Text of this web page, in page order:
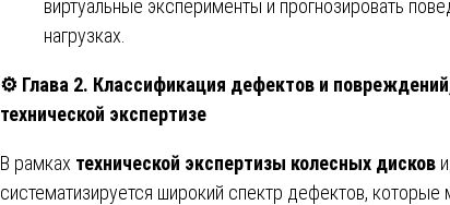
виртуальные эксперименты и прогнозировать
нагрузках.
⚙️ Глава 2. Классификация дефектов и
технической экспертизе
В рамках технической экспертизы колесных дисков
систематизируется широкий спектр дефектов,